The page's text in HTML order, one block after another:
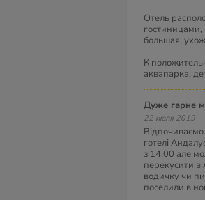
Отель
большая,
К
аквапарка,
Дуже гарне
22 июля 2019
готелі
з 14.00 але
перекусити в
водичку чи
поселили в